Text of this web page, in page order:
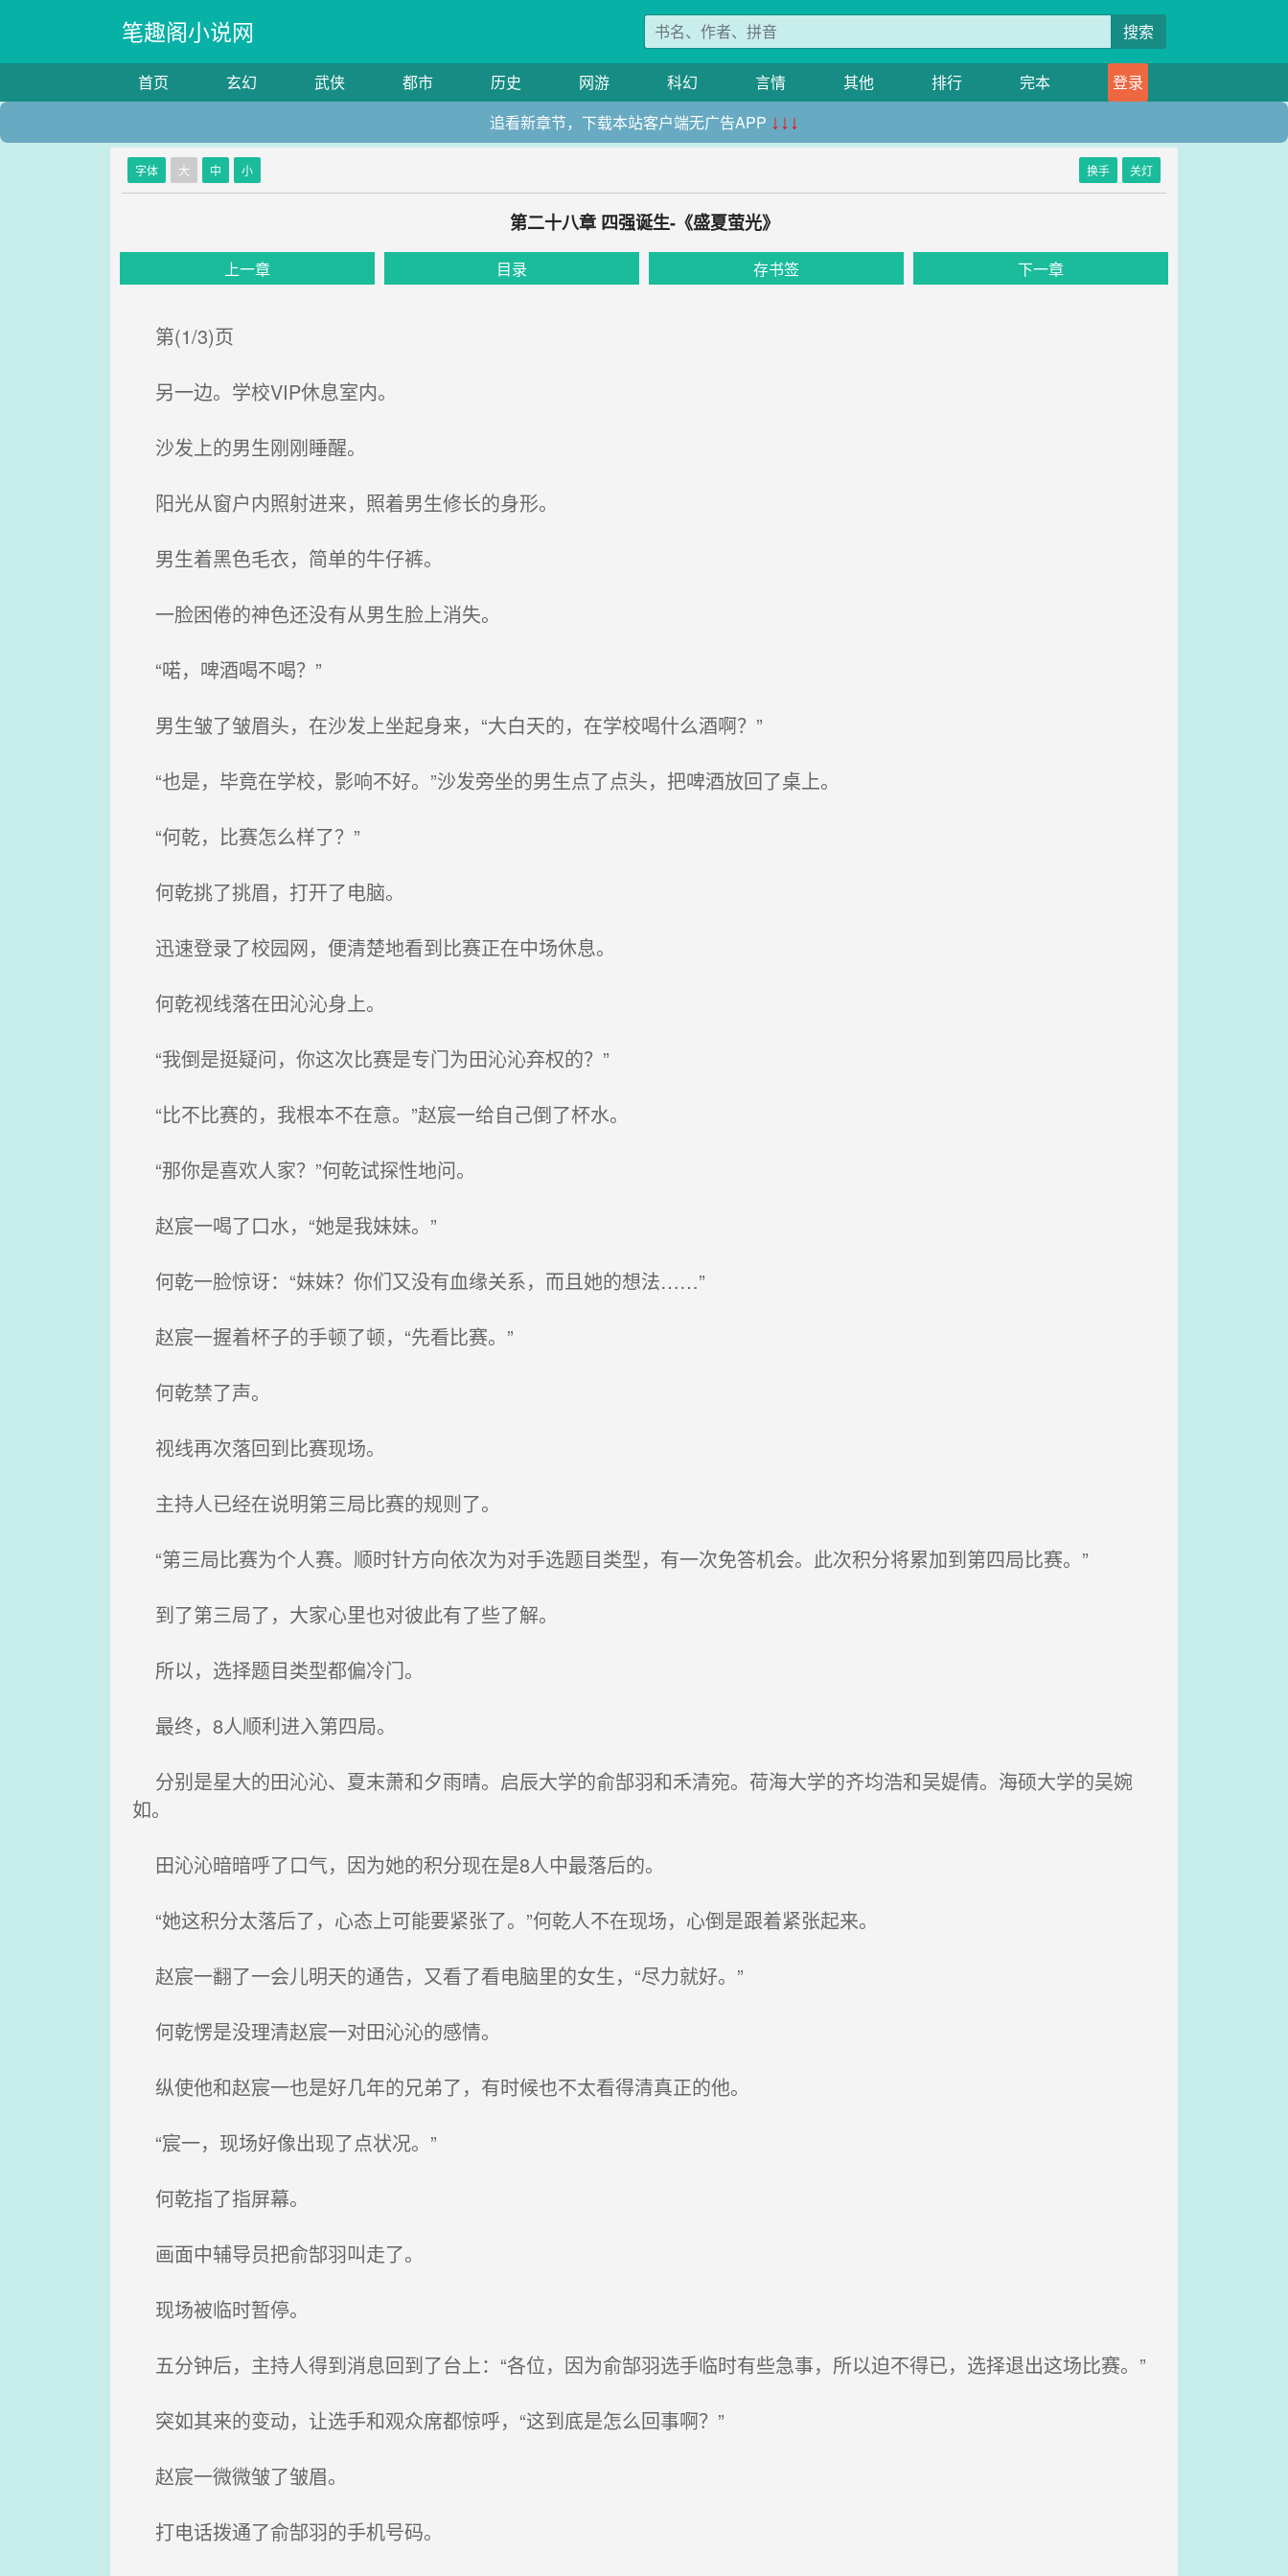
笔趣阁小说网 搜索
首页 玄幻 武侠 都市 历史 网游 科幻 言情 其他 排行 完本
登录
追看新章节，下载本站客户端无广告APP ↓↓↓
字体 大 中 小 换手 关灯
第二十八章 四强诞生-《盛夏萤光》
上一章 目录 存书签 下一章
第(1/3)页
另一边。学校VIP休息室内。
沙发上的男生刚刚睡醒。
阳光从窗户内照射进来，照着男生修长的身形。
男生着黑色毛衣，简单的牛仔裤。
一脸困倦的神色还没有从男生脸上消失。
“喏，啤酒喝不喝？”
男生皱了皱眉头，在沙发上坐起身来，“大白天的，在学校喝什么酒啊？”
“也是，毕竟在学校，影响不好。”沙发旁坐的男生点了点头，把啤酒放回了桌上。
“何乾，比赛怎么样了？”
何乾挑了挑眉，打开了电脑。
迅速登录了校园网，便清楚地看到比赛正在中场休息。
何乾视线落在田沁沁身上。
“我倒是挺疑问，你这次比赛是专门为田沁沁弃权的？”
“比不比赛的，我根本不在意。”赵宸一给自己倒了杯水。
“那你是喜欢人家？”何乾试探性地问。
赵宸一喝了口水，“她是我妹妹。”
何乾一脸惊讶：“妹妹？你们又没有血缘关系，而且她的想法……”
赵宸一握着杯子的手顿了顿，“先看比赛。”
何乾禁了声。
视线再次落回到比赛现场。
主持人已经在说明第三局比赛的规则了。
“第三局比赛为个人赛。顺时针方向依次为对手选题目类型，有一次免答机会。此次积分将累加到第四局比赛。”
到了第三局了，大家心里也对彼此有了些了解。
所以，选择题目类型都偏冷门。
最终，8人顺利进入第四局。
分别是星大的田沁沁、夏末萧和夕雨晴。启辰大学的俞郜羽和禾清宛。荷海大学的齐均浩和吴媞倩。海硕大学的吴婉
如。
田沁沁暗暗呼了口气，因为她的积分现在是8人中最落后的。
“她这积分太落后了，心态上可能要紧张了。”何乾人不在现场，心倒是跟着紧张起来。
赵宸一翻了一会儿明天的通告，又看了看电脑里的女生，“尽力就好。”
何乾愣是没理清赵宸一对田沁沁的感情。
纵使他和赵宸一也是好几年的兄弟了，有时候也不太看得清真正的他。
“宸一，现场好像出现了点状况。”
何乾指了指屏幕。
画面中辅导员把俞郜羽叫走了。
现场被临时暂停。
五分钟后，主持人得到消息回到了台上：“各位，因为俞郜羽选手临时有些急事，所以迫不得已，选择退出这场比赛。”
突如其来的变动，让选手和观众席都惊呼，“这到底是怎么回事啊？”
赵宸一微微皱了皱眉。
打电话拨通了俞郜羽的手机号码。